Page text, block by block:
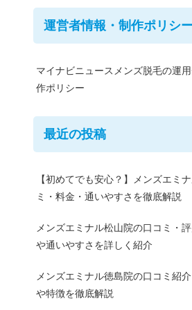
運営者情報・制作ポリシ
マイナビニュースメンズ脱毛の運
作ポリシー
最近の投稿
【初めてでも安心？】メンズエミ
ミ・料金・通いやすさを徹底解説
メンズエミナル松山院の口コミ・
や通いやすさを詳しく紹介
メンズエミナル徳島院の口コミ紹
や特徴を徹底解説